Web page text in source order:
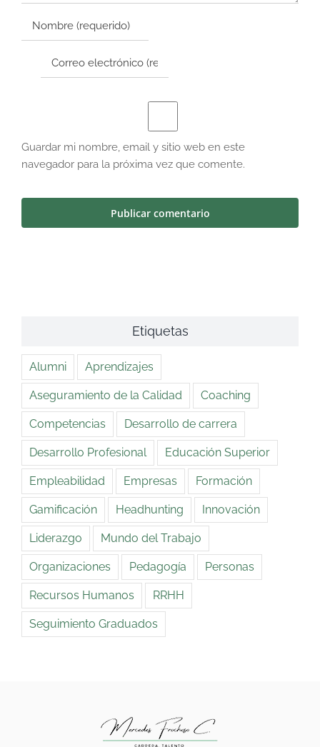
Guardar mi nombre, email y sitio web en este
navegador para la próxima vez que comente.
Etiquetas
Alumni Aprendizajes
Aseguramiento de la Calidad Coaching
Competencias Desarrollo de carrera
Desarrollo Profesional Educación Superior
Empleabilidad Empresas Formación
Gamificación Headhunting Innovación
Liderazgo Mundo del Trabajo
Organizaciones Pedagogía Personas
Recursos Humanos RRHH
Seguimiento Graduados